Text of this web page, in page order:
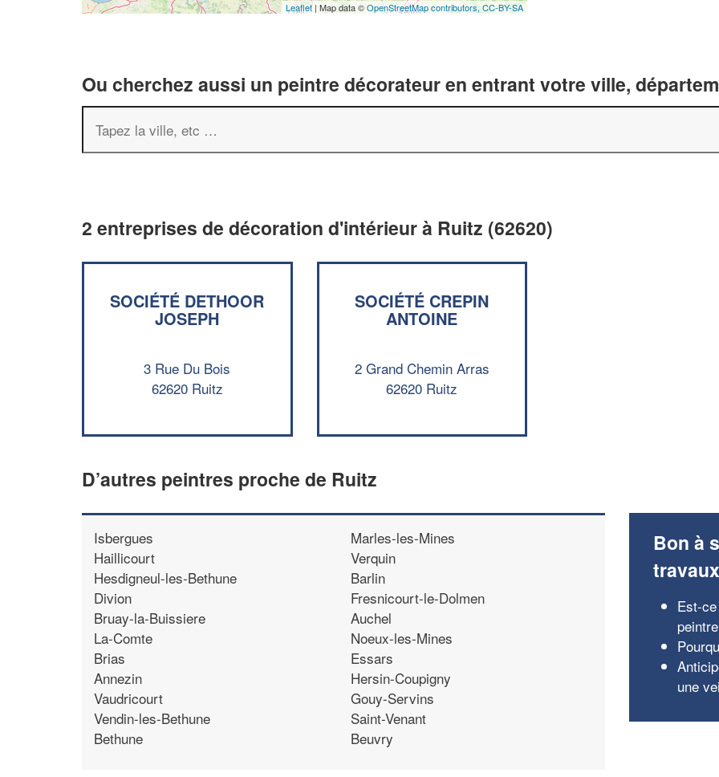
Leaflet| Map data ©OpenStreetMap contributors, CC-BY-SA
Ou cherchez aussi un peintre décorateur en entrant votre ville,
2 entreprises de décoration d'intérieur à Ruitz (62620)
SOCIÉTÉ DETHOOR
JOSEPH
3 Rue Du Bois
62620 Ruitz
SOCIÉTÉ CREPIN
ANTOINE
2 Grand Chemin Arras
62620 Ruitz
D’autres peintres proche de Ruitz
Isbergues
Haillicourt
Hesdigneul-les-Bethune
Divion
Bruay-la-Buissiere
La-Comte
Brias
Annezin
Vaudricourt
Vendin-les-Bethune
Bethune
Marles-les-Mines
Verquin
Barlin
Fresnicourt-le-Dolmen
Auchel
Noeux-les-Mines
Essars
Hersin-Coupigny
Gouy-Servins
Saint-Venant
Beuvry
Bon à
travaux
Est-
une